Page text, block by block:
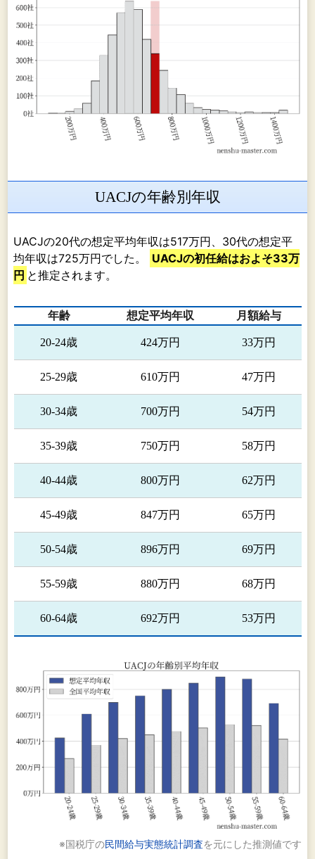
UACJの年齢別年収
UACJの20代の想定平均年収は517万円、30代の想定平
均年収は725万円でした。
UACJの初任給はおよそ33万
円 と推定されます。
年齢 想定平均年収 月額給与
20-24歳 424万円 33万円
25-29歳 610万円 47万円
30-34歳 700万円 54万円
35-39歳 750万円 58万円
40-44歳 800万円 62万円
45-49歳 847万円 65万円
50-54歳 896万円 69万円
55-59歳 880万円 68万円
60-64歳 692万円 53万円
※国税庁の民間給与実態統計調査を元にした推測値です